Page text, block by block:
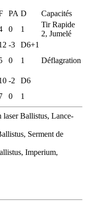
PA D
Capacités
0 1
Tir Rapide
2, Jumelé
-3
D6+1
0 1
Déflagration
-2
D6
0 1
Ballistus, Lance-
Serment de
Imperium,